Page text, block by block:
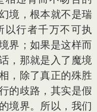
境，根本就不是瑞
以行者千万不可执
界；如果是这样而
，那就是入了魔境
，除了真正的殊胜
的歧路，其实是假
境界。所以，我们